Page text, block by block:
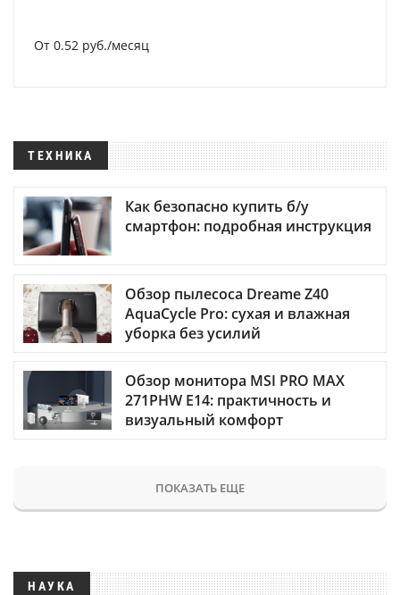
От 0.52 руб./месяц
ТЕХНИКА
Как безопасно купить б/у
смартфон: подробная инструкция
Обзор пылесоса Dreame Z40
AquaCycle Pro: сухая и влажная
уборка без усилий
Обзор монитора MSI PRO MAX
271PHW E14: практичность и
визуальный комфорт
ПОКАЗАТЬ ЕЩЕ
НАУКА